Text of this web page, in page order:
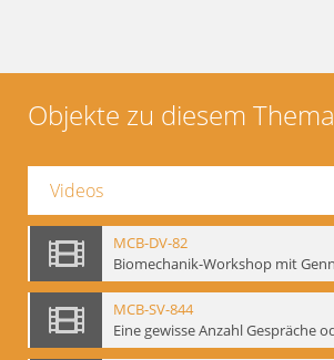
Objekte zu diesem Thema
Videos
MCB-DV-82
MCB-SV-844